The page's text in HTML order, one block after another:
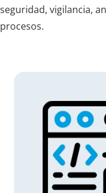
seguridad, vigilancia,
procesos.